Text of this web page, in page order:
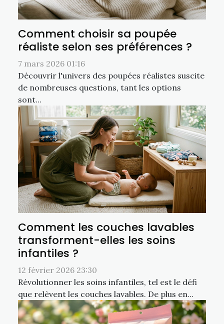
Comment choisir sa poupée
réaliste selon ses préférences ?
7 mars 2026 01:16
Découvrir l'univers des poupées réalistes suscite
de nombreuses questions, tant les options
sont...
Comment les couches lavables
transforment-elles les soins
infantiles ?
12 février 2026 23:30
Révolutionner les soins infantiles, tel est le défi
que relèvent les couches lavables. De plus en...